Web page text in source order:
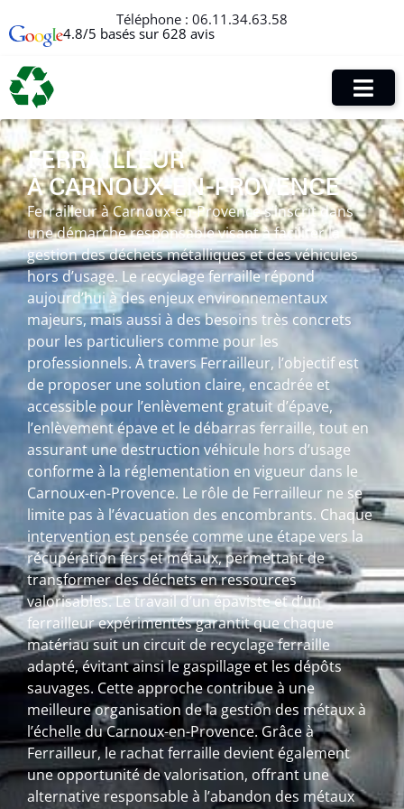
Téléphone : 06.11.34.63.58
4.8/5 basés sur 628 avis
FERRAILLEUR
À CARNOUX-EN-PROVENCE
Ferrailleur à Carnoux-en-Provence s’inscrit dans
une démarche responsable visant à faciliter la
gestion des déchets métalliques et des véhicules
hors d’usage. Le recyclage ferraille répond
aujourd’hui à des enjeux environnementaux
majeurs, mais aussi à des besoins très concrets
pour les particuliers comme pour les
professionnels. À travers Ferrailleur, l’objectif est
de proposer une solution claire, encadrée et
accessible pour l’enlèvement gratuit d’épave,
l’enlèvement épave et le débarras ferraille, tout en
assurant une destruction véhicule hors d’usage
conforme à la réglementation en vigueur dans le
Carnoux-en-Provence. Le rôle de Ferrailleur ne se
limite pas à l’évacuation des encombrants. Chaque
intervention est pensée comme une étape vers la
récupération fers et métaux, permettant de
transformer des déchets en ressources
valorisables. Le travail d’un épaviste et d’un
ferrailleur expérimentés garantit que chaque
matériau suit un circuit de recyclage ferraille
adapté, évitant ainsi le gaspillage et les dépôts
sauvages. Cette approche contribue à une
meilleure organisation de la gestion des métaux à
l’échelle du Carnoux-en-Provence. Grâce à
Ferrailleur, le rachat ferraille devient également
une opportunité de valorisation, offrant une
alternative responsable à l’abandon des métaux